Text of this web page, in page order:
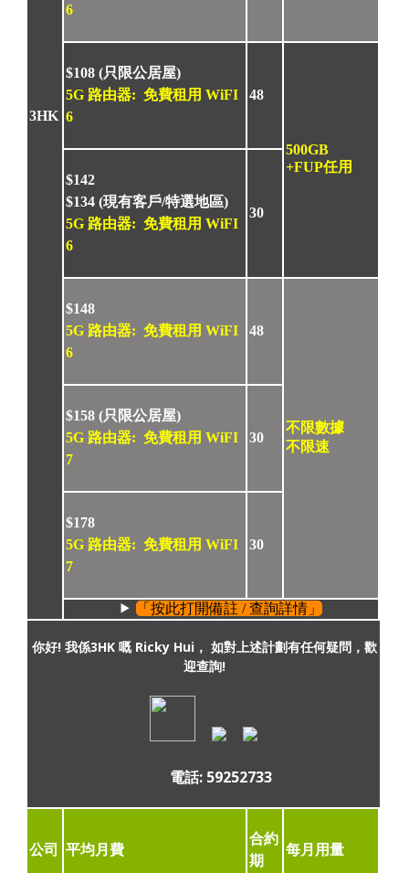
3HK
6
$108 (只限公居屋)
5G 路由器: 免費租用 WiFI
6
48
500GB
+FUP任用
$142
$134 (現有客戶/特選地區)
5G 路由器: 免費租用 WiFI
6
30
$148
5G 路由器: 免費租用 WiFI
6
48
不限數據
不限速
$158 (只限公居屋)
5G 路由器: 免費租用 WiFI
7
30
$178
5G 路由器: 免費租用 WiFI
7
30
「按此打開備註 / 查詢詳情」
你好! 我係3HK 嘅 Ricky Hui， 如對上述計劃有任何疑問，歡
迎查詢!
電話: 59252733
公司 平均月費
合約
期
每月用量